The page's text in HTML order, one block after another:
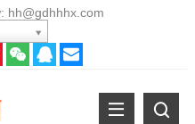
hh@gdhhhx.com